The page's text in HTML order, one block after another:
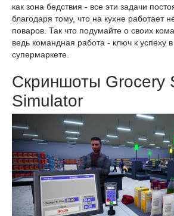
как зона бедствия - все эти задачи
благодаря тому, что на кухне работает
поваров. Так что подумайте о своих
ведь командная работа - ключ к успеху
супермаркете.
Скриншоты Grocery
Simulator